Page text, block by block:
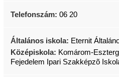
Telefonszám: 06 20
Általános iskola: Eternit
Középiskola: Komárom-
Fejedelem Ipari Szakképzõ